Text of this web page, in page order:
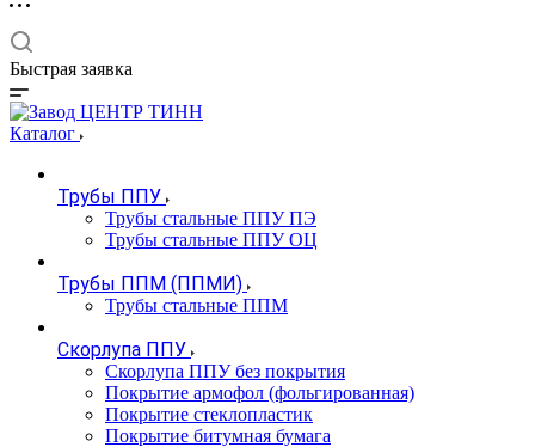
Быстрая заявка
Каталог
Трубы ППУ
Трубы стальные ППУ ПЭ
Трубы стальные ППУ ОЦ
Трубы ППМ (ППМИ)
Трубы стальные ППМ
Скорлупа ППУ
Скорлупа ППУ без покрытия
Покрытие армофол (фольгированная)
Покрытие стеклопластик
Покрытие битумная бумага